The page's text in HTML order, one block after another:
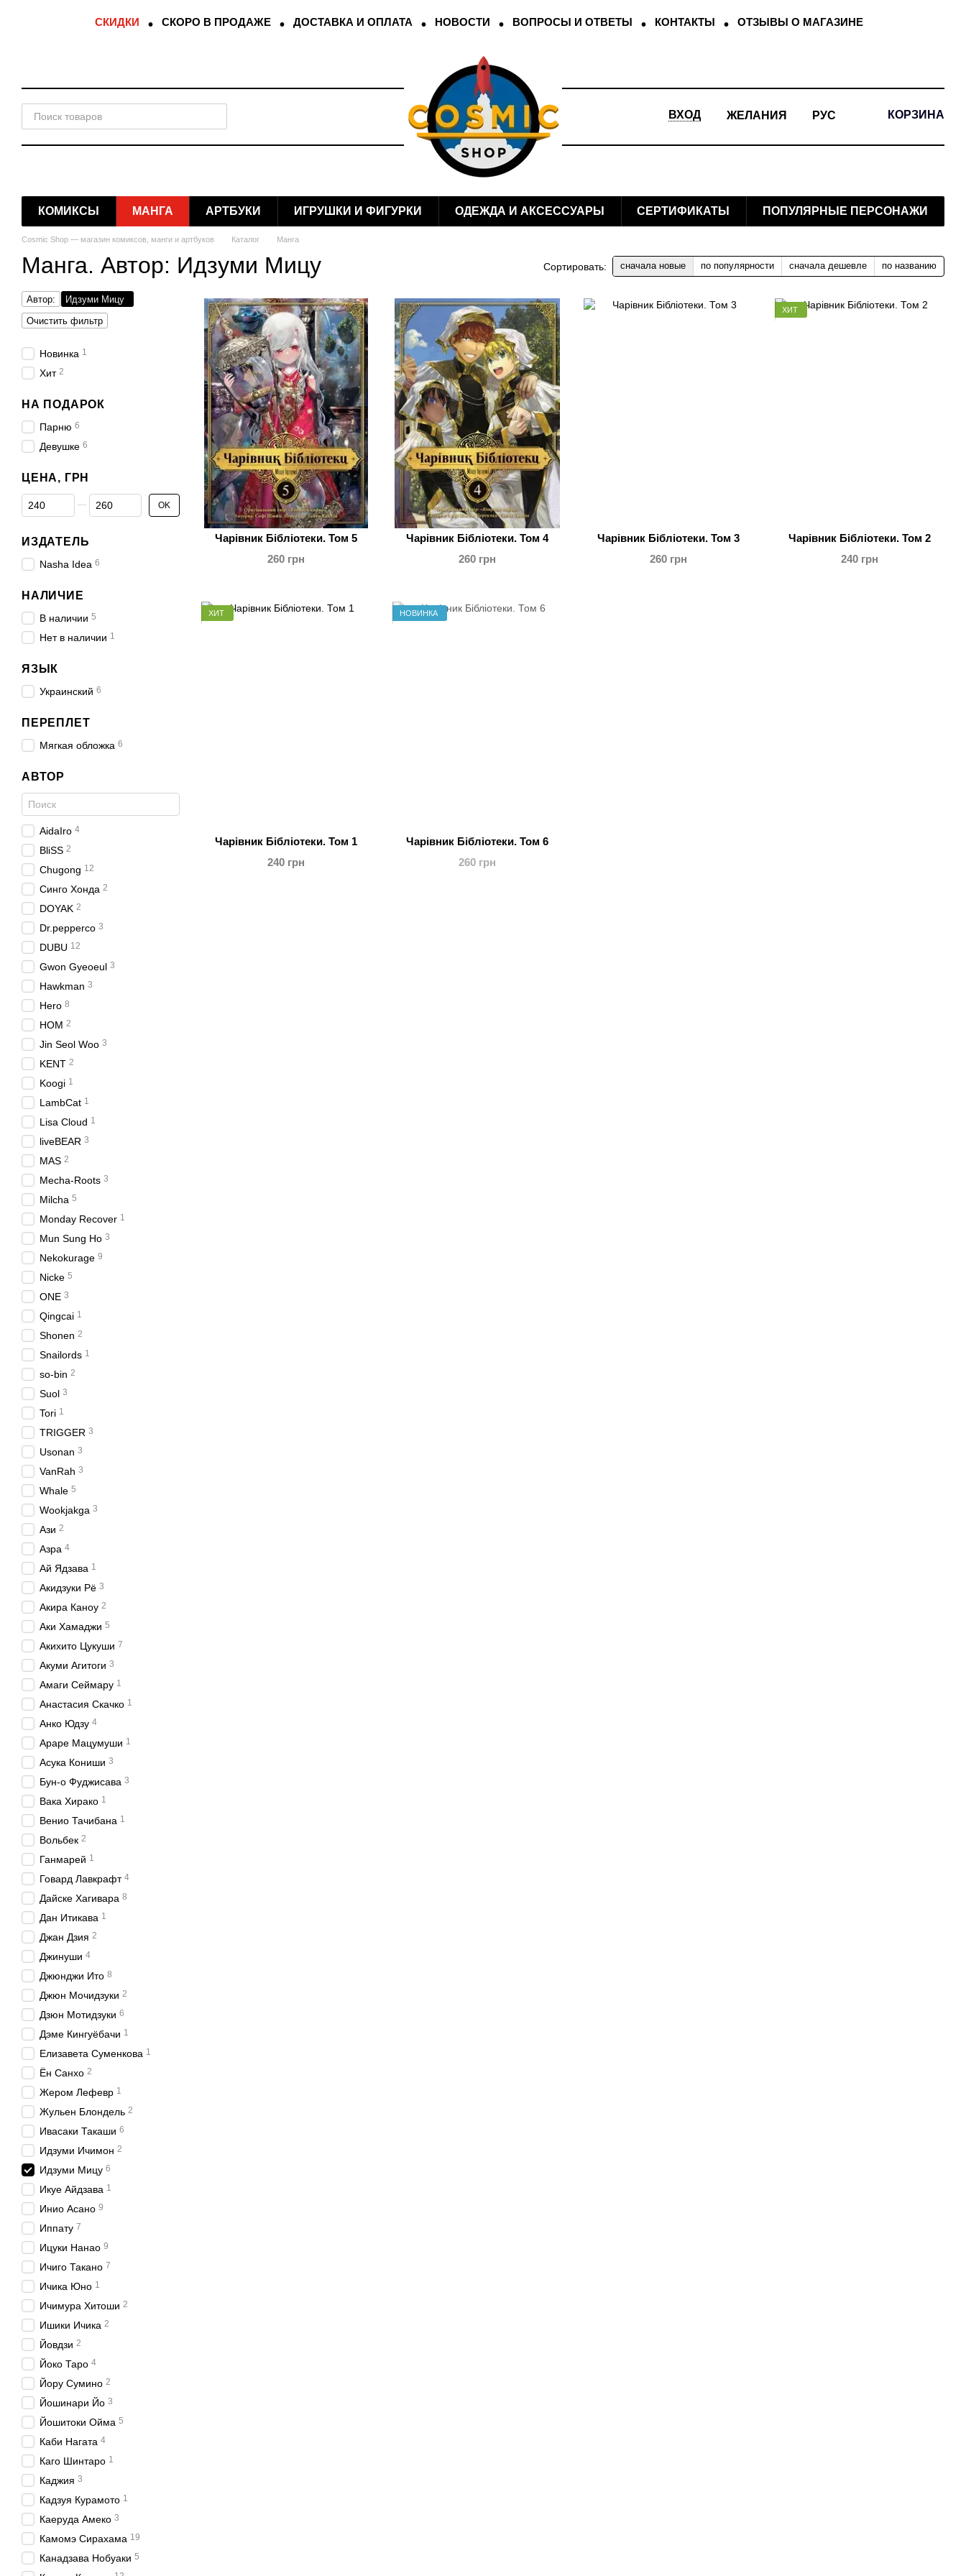
СКИДКИ СКОРО В ПРОДАЖЕ ДОСТАВКА И ОПЛАТА НОВОСТИ ВОПРОСЫ И ОТВЕТЫ КОНТАКТЫ ОТЗЫВЫ О МАГАЗИНЕ
ВХОД ЖЕЛАНИЯ РУС КОРЗИНА
КОМИКСЫ МАНГА АРТБУКИ ИГРУШКИ И ФИГУРКИ ОДЕЖДА И АКСЕССУАРЫ СЕРТИФИКАТЫ ПОПУЛЯРНЫЕ ПЕРСОНАЖИ
Cosmic Shop — магазин комиксов, манги и артбуков Каталог Манга
Манга. Автор: Идзуми Мицу Сортировать: сначала новые по популярности сначала дешевле по названию
Чарівник Бібліотеки. Том 5
260 грн
Чарівник Бібліотеки. Том 4
260 грн
Чарівник Бібліотеки. Том 3
260 грн
ХИТ
Чарівник Бібліотеки. Том 2
240 грн
ХИТ
Чарівник Бібліотеки. Том 1
240 грн
НОВИНКА
Чарівник Бібліотеки. Том 6
260 грн
Автор:
Идзуми Мицу
Очистить фильтр
Новинка 1
Хит 2
НА ПОДАРОК
Парню 6
Девушке 6
ЦЕНА, ГРН
От Цена, грн
До Цена, грн OK
ИЗДАТЕЛЬ
Nasha Idea 6
НАЛИЧИЕ
В наличии 5
Нет в наличии 1
ЯЗЫК
Украинский 6
ПЕРЕПЛЕТ
Мягкая обложка 6
АВТОР
AidaIro 4
BliSS 2
Chugong 12
Cинго Хонда 2
DOYAK 2
Dr.pepperco 3
DUBU 12
Gwon Gyeoeul 3
Hawkman 3
Hero 8
HOM 2
Jin Seol Woo 3
KENT 2
Koogi 1
LambCat 1
Lisa Cloud 1
liveBEAR 3
MAS 2
Mecha-Roots 3
Milcha 5
Monday Recover 1
Mun Sung Ho 3
Nekokurage 9
Nicke 5
ONE 3
Qingcai 1
Shonen 2
Snailords 1
so-bin 2
Suol 3
Tori 1
TRIGGER 3
Usonan 3
VanRah 3
Whale 5
Wookjakga 3
Ази 2
Азра 4
Ай Ядзава 1
Акидзуки Рё 3
Акира Каноу 2
Аки Хамаджи 5
Акихито Цукуши 7
Акуми Агитоги 3
Амаги Сеймару 1
Анастасия Скачко 1
Анко Юдзу 4
Араре Мацумуши 1
Асука Кониши 3
Бун-о Фуджисава 3
Вака Хирако 1
Венио Тачибана 1
Вольбек 2
Ганмарей 1
Говард Лавкрафт 4
Дайске Хагивара 8
Дан Итикава 1
Джан Дзия 2
Джинуши 4
Джюнджи Ито 8
Джюн Мочидзуки 2
Дзюн Мотидзуки 6
Дэме Кингуёбачи 1
Елизавета Суменкова 1
Ён Санхо 2
Жером Лефевр 1
Жульен Блондель 2
Ивасаки Такаши 6
Идзуми Ичимон 2
Идзуми Мицу 6
Икуе Айдзава 1
Инио Асано 9
Иппату 7
Ицуки Нанао 9
Ичиго Такано 7
Ичика Юно 1
Ичимура Хитоши 2
Ишики Ичика 2
Йовдзи 2
Йоко Таро 4
Йору Сумино 2
Йошинари Йо 3
Йошитоки Ойма 5
Каби Нагата 4
Каго Шинтаро 1
Каджия 3
Кадзуя Курамото 1
Каеруда Амеко 3
Камомэ Сирахама 19
Канадзава Нобуаки 5